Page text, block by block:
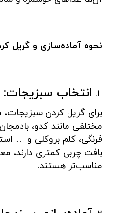
نحوه آماده‌سازی و گریل
انتخاب سبزیجات:
برای گریل کردن سبزیجات،
مختلفی مانند کدو،
فرنگی، کلم بروکلی و …
بافت چربی کمتری دارند،
مناسب‌تر هستند.